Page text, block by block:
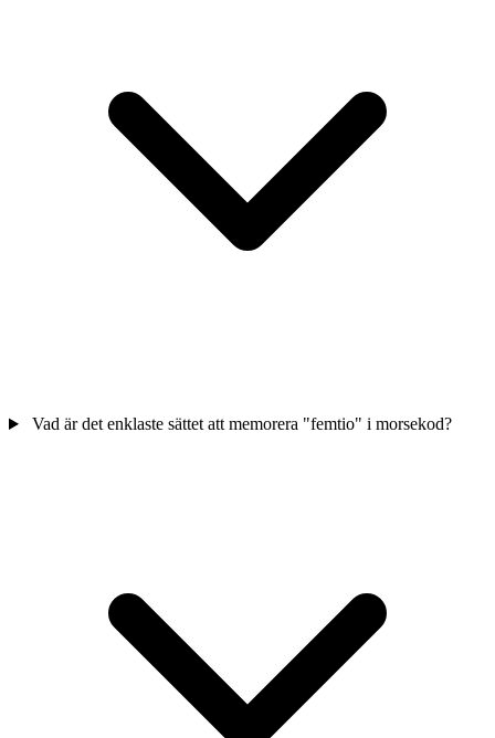
Vad är det enklaste sättet att memorera "femtio" i morsekod?